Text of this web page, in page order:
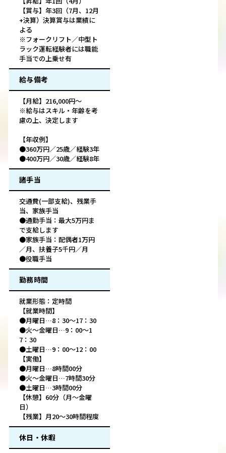
【賞与】年3回（7月、12月
+決算）決算賞与は業績に
よる
※フォークリフト／中型ト
ラック運転経験者には職能
手当での上乗せ有
給与備考
【月給】216,000円～
※給与はスキル・年齢を考
慮の上、決定します
【年収例】
●360万円／25歳／経験3年
●400万円／30歳／経験8年
諸手当
交通費(一部支給)、残業手
当、家族手当
●通勤手当：最大5万円ま
で支給します
●家族手当：配偶者1万円
／月、扶養子5千円／月
●役職手当
勤務時間
就業形態：定時間
【就業時間】
●月曜日…8：30～17：30
●火～金曜日…9：00～1
7：30
●土曜日…9：00～12：00
【実働】
●月曜日…8時間00分
●火～金曜日…7時間30分
●土曜日…3時間00分
【休憩】60分（月～金曜
日）
【残業】月20～30時間程度
休日・休暇